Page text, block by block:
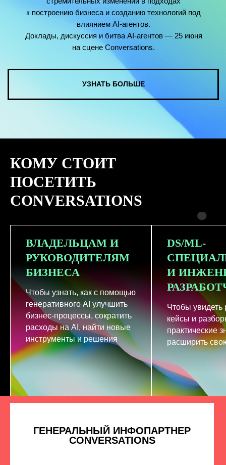
КОМУ СТОИТ
ПОСЕТИТЬ
CONVERSATIONS
ВЛАДЕЛЬЦАМ И
РУКОВОДИТЕЛЯМ
БИЗНЕСА
Чтобы узнать, как с помощью
генеративного AI улучшить
бизнес-процессы, сократить
расходы на AI, найти новые
инструменты и решения
DS/ML-
И
Чтобы увидеть
кейсы и
практические
расширить